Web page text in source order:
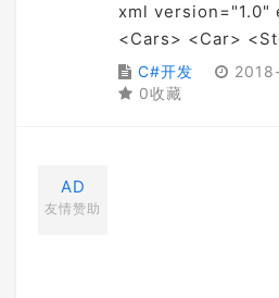
xml
<Cars> <Car>
C#开发
0收藏
AD
友情赞助